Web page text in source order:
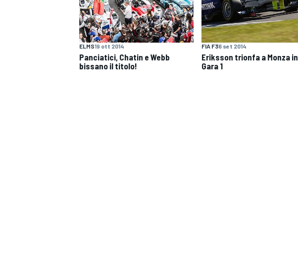
MONOPOSTO
ELMS19 ott 2014
Panciatici, Chatin e Webb
bissano il titolo!
FIA F36 set 2014
Eriksson trionfa a Monza in
Gara 1